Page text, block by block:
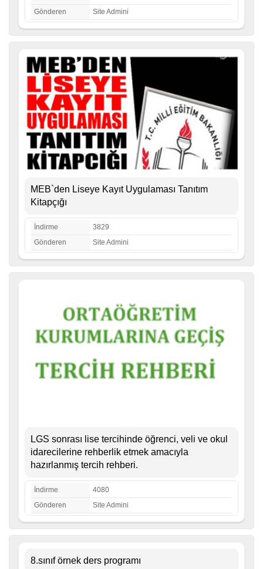
Gönderen
Site Admini
MEB`den Liseye Kayıt Uygulaması Tanıtım
Kitapçığı
İndirme
3829
Gönderen
Site Admini
LGS sonrası lise tercihinde öğrenci, veli ve okul
idarecilerine rehberlik etmek amacıyla
hazırlanmış tercih rehberi.
İndirme
4080
Gönderen
Site Admini
8.sınıf örnek ders programı